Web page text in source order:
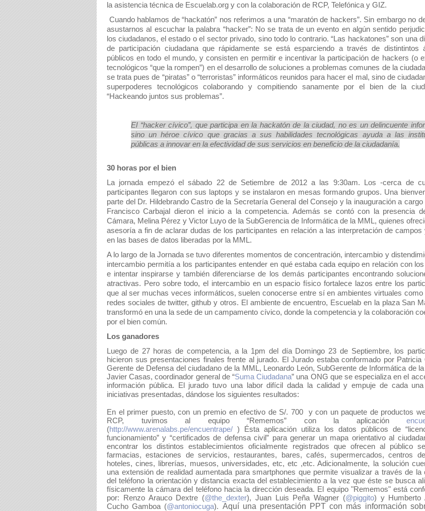
la asistencia técnica de Escuelab.org y con la colaboración de RCP, Telefónica y GIZ.
asustarnos al escuchar la palabra “hacker”: No se trata de un evento en algún sentido
los ciudadanos, el estado o el sector privado, sino todo lo contrario. “Las hackatones” son una
de participación ciudadana que rápidamente se está esparciendo a través de distintintos
públicos en todo el mundo, y consisten en permitir e incentivar la participación de hackers (o
tecnológicos “que la rompen”) en el desarrollo de soluciones a problemas comunes de la
se trata pues de “piratas” o “terroristas” informáticos reunidos para hacer el mal, sino de
superpoderes tecnológicos colaborando y compitiendo sanamente por el bien de la
“Hackeando juntos sus problemas”.
El “hacker cívico”, que participa en la hackatón de la ciudad, no es un delincuente
sino un héroe cívico que gracias a sus habilidades tecnológicas ayuda a las
públicas a innovar en la efectividad de sus servicios en beneficio de la ciudadanía.
30 horas por el bien
La jornada empezó el sábado 22 de Setiembre de 2012 a las 9:30am. Los -cerca de
participantes llegaron con sus laptops y se instalaron en mesas formando grupos. Una
parte del Dr. Hildebrando Castro de la Secretaría General del Consejo y la inauguración a cargo
Francisco Carbajal dieron el inicio a la competencia. Además se contó con la presencia
Cámara, Melina Pérez y Victor Luyo de la SubGerencia de Informática de la MML, quienes
asesoría a fin de aclarar dudas de los participantes en relación a las interpretación de campos
en las bases de datos liberadas por la MML.
A lo largo de la Jornada se tuvo diferentes momentos de concentración, intercambio y
intercambio permitía a los participantes entender en qué estaba cada equipo en relación con
e intentar inspirarse y también diferenciarse de los demás participantes encontrando
atractivas. Pero sobre todo, el intercambio en un espacio físico fortalece lazos entre los
que al ser muchas veces informáticos, suelen conocerse entre sí en ambientes virtuales como
redes sociales de twitter, github y otros. El ambiente de encuentro, Escuelab en la plaza San
transformó en una la sede de un campamento cívico, donde la competencia y la colaboración
por el bien común.
Los ganadores
Luego de 27 horas de competencia, a la 1pm del día Domingo 23 de Septiembre, los
hicieron sus presentaciones finales frente al jurado. El Jurado estaba conformado por Patricia
Gerente de Defensa del ciudadano de la MML, Leonardo León, SubGerente de Informática de
Javier Casas, coordinador general de “Suma Ciudadana” una ONG que se especializa en el
información pública.
El jurado tuvo una labor difícil dada la calidad y empuje de cada
iniciativas presentadas, dándose los siguientes resultados:
En el primer puesto, con un premio en efectivo de S/. 700  y con un paquete de productos
RCP, tuvimos al equipo “Rememos” con la aplicación
(http://www.arenalabs.pe/encuentrape/ ) Ésta aplicación utiliza los datos públicos de
funcionamiento” y “certificados de defensa civil” para generar un mapa orientativo al
encontrar los distintos establecimientos oficialmente registrados que ofrecen al público
farmacias, estaciones de servicios, restaurantes, bares, cafés, supermercados, centros
hoteles, cines, librerías, muesos, universidades, etc, etc ,etc. Adicionalmente, la solución
una extensión de realidad aumentada para smartphones que permite visualizar a través de la
del teléfono la orientación y distancia exacta del establecimiento a la vez que éste se busca
físicamente la cámara del teléfono hacia la dirección deseada. El equipo "Rememos" está
por: Renzo Arauco Dextre (@the_dexter), Juan Luis Peña Wagner (@piggito) y Humberto
Cucho Gamboa (@antoniocuga). Aquí una presentación PPT con más información